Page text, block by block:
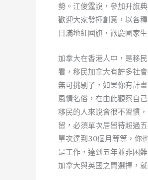
勢。江俊霆說，參加升旗
歡迎大家發揮創意，以各
日滿地紅國旗，歡慶國家生
加拿大在香港人中，是移
看，移民加拿大有許多社
無可挑剔了，如果你有計
風情名俗，在由此觀察自
移民的人來說會很不習慣
留，必須單次居留待超過
單次達到30個月等等，你
是工作，達到五年並非困
加拿大與英國之間選擇，